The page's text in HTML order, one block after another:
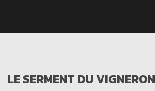
LE SERMENT DU VIGNERON